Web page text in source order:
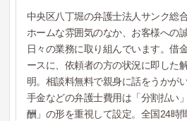
中央区八丁堀の弁護士法人サンク総
ホームな雰囲気のなか、お客様への
日々の業務に取り組んでいます。借
ースに、依頼者の方の状況に即した
明。相談料無料で親身に話をうかが
手金などの弁護士費用は「分割払い
酬」の形を重視して設定。全国24時